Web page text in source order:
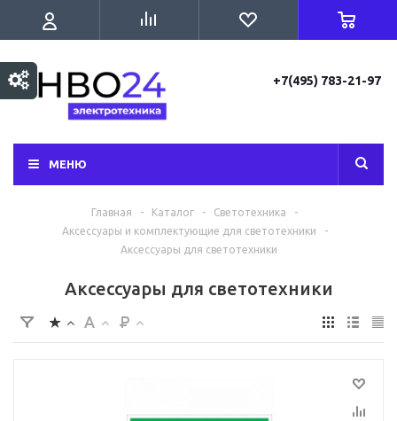
+7(495) 783-21-97
МЕНЮ
Главная - Каталог - Светотехника
-
Аксессуары и комплектующие для светотехники
-
Аксессуары для светотехники
Аксессуары для светотехники